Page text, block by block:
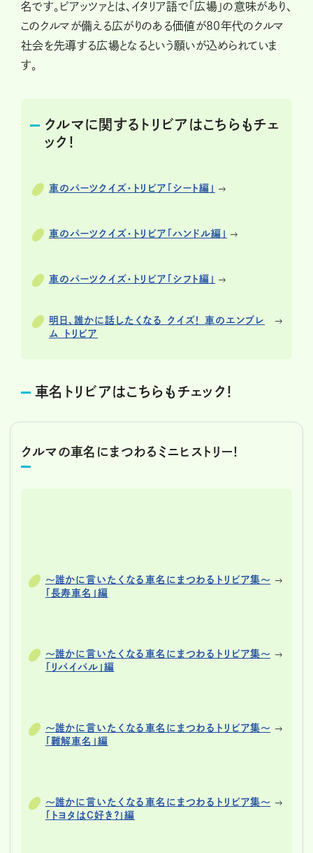
名です。ピアッツァとは、イタリア語で「広場」の意味があり、
このクルマが備える広がりのある価値が80年代のクルマ
社会を先導する広場となるという願いが込められていま
す。
クルマに関するトリビアはこちらもチェ
ック！
車のパーツクイズ・トリビア「シート編」
車のパーツクイズ・トリビア「ハンドル編」
車のパーツクイズ・トリビア「シフト編」
明日、誰かに話したくなる クイズ！ 車のエンブレ
ム トリビア
車名トリビアはこちらもチェック！
クルマの車名にまつわるミニヒストリー！
～誰かに言いたくなる車名にまつわるトリビア集～
「長寿車名」編
～誰かに言いたくなる車名にまつわるトリビア集～
「リバイバル」編
～誰かに言いたくなる車名にまつわるトリビア集～
「難解車名」編
～誰かに言いたくなる車名にまつわるトリビア集～
「トヨタはC好き？」編